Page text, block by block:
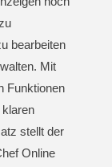
bearbeiten
Mit
Funktionen
klaren
stellt der
Online